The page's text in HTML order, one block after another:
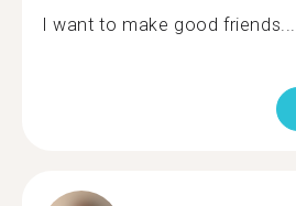
I want to make good friends...